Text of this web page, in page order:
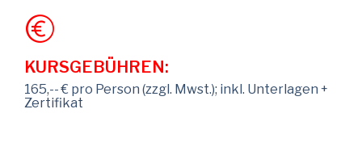
KURSGEBÜHREN:
165,-- € pro Person (zzgl. Mwst.); inkl. Unterlagen +
Zertifikat